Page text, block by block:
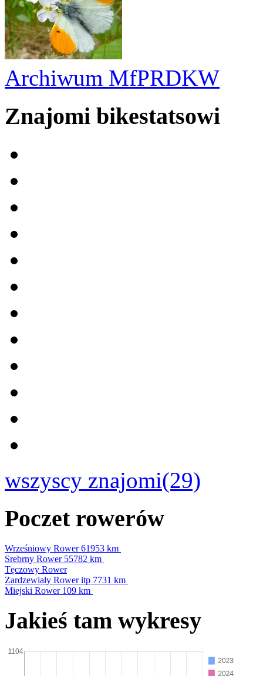
Archiwum MfPRDKW
Znajomi bikestatsowi
wszyscy znajomi(29)
Poczet rowerów
Wrześniowy Rower61953 km
Srebrny Rower 55782 km
Tęczowy Rower
Zardzewiały Rower itp 7731 km
Miejski Rower 109 km
Jakieś tam wykresy